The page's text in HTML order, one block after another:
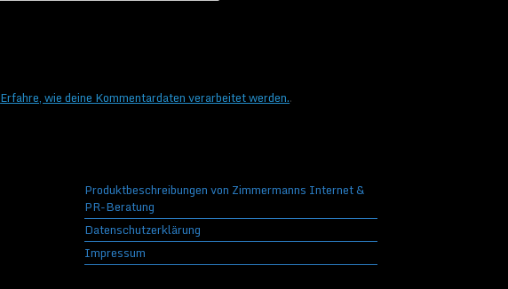
Erfahre, wie deine Kommentardaten verarbeitet werden..
Produktbeschreibungen von Zimmermanns Internet &
PR-Beratung
Datenschutzerklärung
Impressum